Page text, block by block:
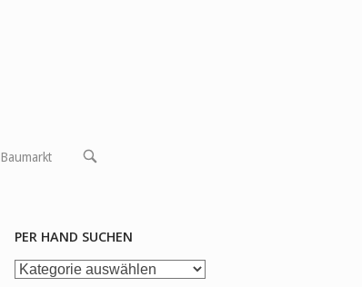
Baumarkt
OPEN
PER HAND SUCHEN
per